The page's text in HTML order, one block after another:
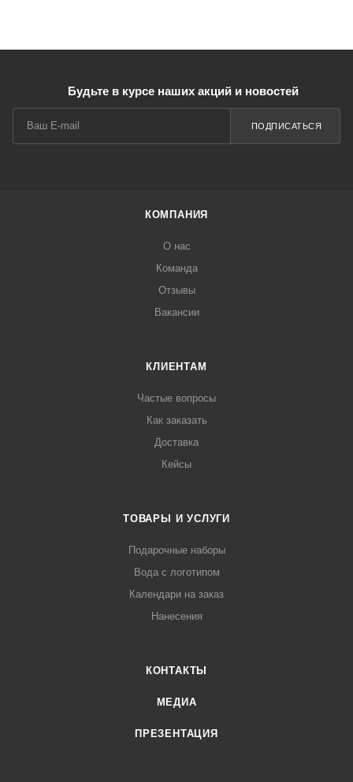
Будьте в курсе наших акций и новостей
ПОДПИСАТЬСЯ
КОМПАНИЯ
О нас
Команда
Отзывы
Вакансии
КЛИЕНТАМ
Частые вопросы
Как заказать
Доставка
Кейсы
ТОВАРЫ И УСЛУГИ
Подарочные наборы
Вода с логотипом
Календари на заказ
Нанесения
КОНТАКТЫ
МЕДИА
ПРЕЗЕНТАЦИЯ